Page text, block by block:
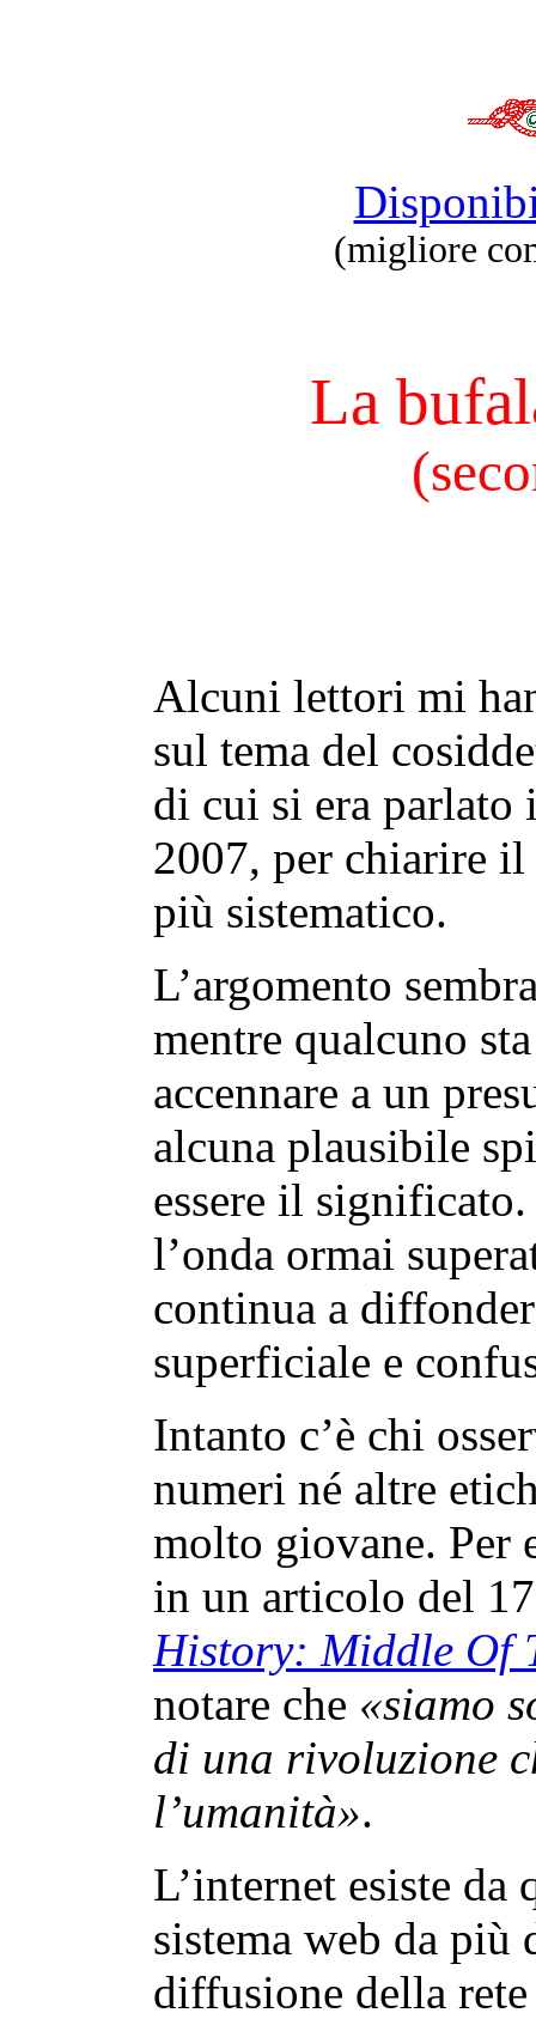
(migliore
La
Alcuni lettori mi
sul tema del
di cui si era
2007, per chiarire il
più sistematico.
L’argomento
mentre qualcuno
accennare a un
alcuna plausibile
essere il significato.
l’onda ormai
continua a
superficiale e
Intanto c’è chi
numeri né altre
molto giovane. Per
in un articolo del
History: Middle Of
notare che «siamo
di una rivoluzione
l’umanità».
L’internet esiste da
sistema web da
diffusione della